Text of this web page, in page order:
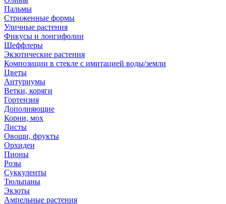
Пальмы
Стриженные формы
Уличные растения
Фикусы и лонгифолии
Шеффлеры
Экзотические растения
Композиции в стекле с имитацией воды/земли
Цветы
Антуриумы
Ветки, коряги
Гортензия
Дополняющие
Корни, мох
Листы
Овощи, фрукты
Орхидеи
Пионы
Розы
Суккуленты
Тюльпаны
Экзоты
Ампельные растения